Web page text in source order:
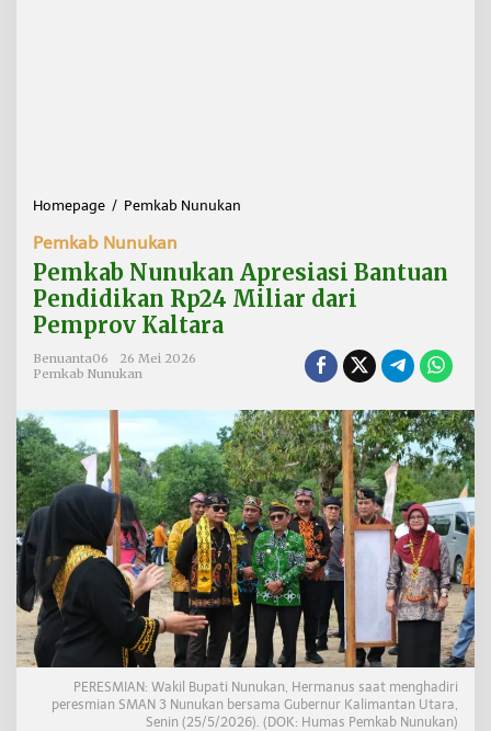
Homepage / Pemkab Nunukan
k
a
b
a
n
A
p
r
e
s
i
a
B
a
t
u
Pemkab Nunukan
Pemkab Nunukan Apresiasi Bantuan
Pendidikan Rp24 Miliar dari
Pemprov Kaltara
Benuanta06
26 Mei 2026
Pemkab Nunukan
PERESMIAN: Wakil Bupati Nunukan, Hermanus saat menghadiri
peresmian SMAN 3 Nunukan bersama Gubernur Kalimantan Utara,
Senin (25/5/2026). (DOK: Humas Pemkab Nunukan)